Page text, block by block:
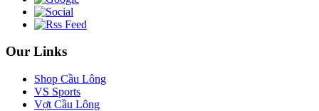
Our Links
Shop Cầu Lông
VS Sports
Vợt Cầu Lông